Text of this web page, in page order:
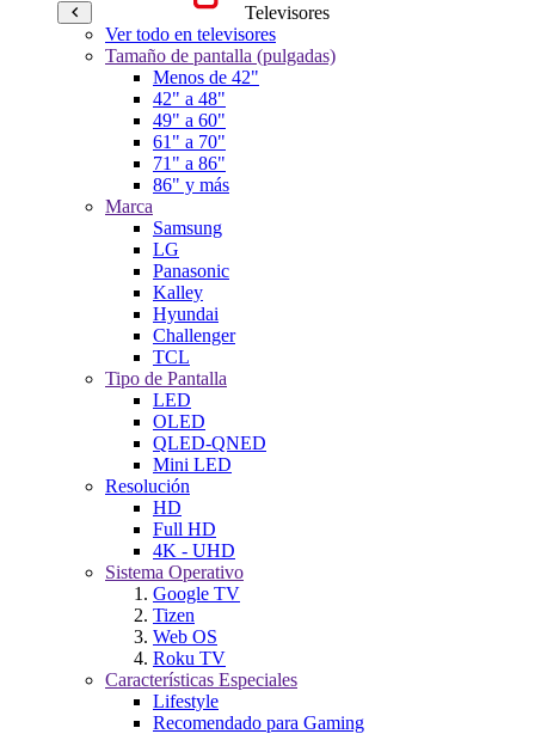
Televisores
Ver todo en televisores
Tamaño de pantalla (pulgadas)
Menos de 42"
42" a 48"
49" a 60"
61" a 70"
71" a 86"
86" y más
Marca
Samsung
LG
Panasonic
Kalley
Hyundai
Challenger
TCL
Tipo de Pantalla
LED
OLED
QLED-QNED
Mini LED
Resolución
HD
Full HD
4K - UHD
Sistema Operativo
Google TV
Tizen
Web OS
Roku TV
Características Especiales
Lifestyle
Recomendado para Gaming